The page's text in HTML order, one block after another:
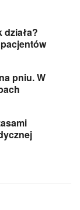
działa?
pniu. W